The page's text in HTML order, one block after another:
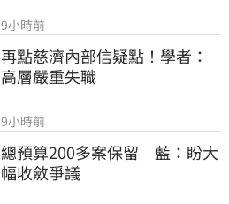
9小時前
再點慈濟內部信疑點！學者：
高層嚴重失職
9小時前
總預算200多案保留　藍：盼大
幅收斂爭議